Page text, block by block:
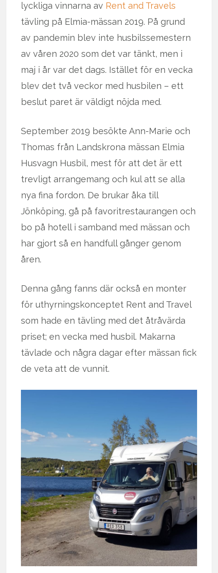
lyckliga vinnarna av Rent and Travels
tävling på Elmia-mässan 2019. På grund
av pandemin blev inte husbilssemestern
av våren 2020 som det var tänkt, men i
maj i år var det dags. Istället för en vecka
blev det två veckor med husbilen – ett
beslut paret är väldigt nöjda med.
September 2019 besökte Ann-Marie och
Thomas från Landskrona mässan Elmia
Husvagn Husbil, mest för att det är ett
trevligt arrangemang och kul att se alla
nya fina fordon. De brukar åka till
Jönköping, gå på favoritrestaurangen och
bo på hotell i samband med mässan och
har gjort så en handfull gånger genom
åren.
Denna gång fanns där också en monter
för uthyrningskonceptet Rent and Travel
som hade en tävling med det åtråvärda
priset; en vecka med husbil. Makarna
tävlade och några dagar efter mässan fick
de veta att de vunnit.